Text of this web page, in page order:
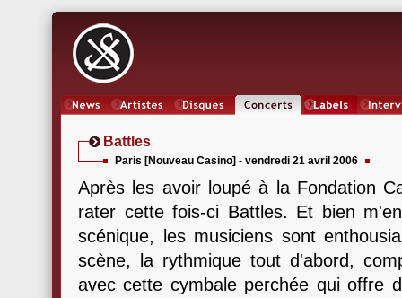
Battles
Paris [Nouveau Casino] - vendredi 21 avril 2006
Après les avoir loupé à la Fondation
rater cette fois-ci Battles. Et bien
scénique, les musiciens sont
scène, la rythmique tout d'abord,
avec cette cymbale perchée qui offre